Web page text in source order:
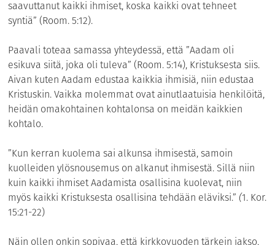
saavuttanut kaikki ihmiset, koska kaikki ovat tehneet
syntiä” (Room. 5:12).
Paavali toteaa samassa yhteydessä, että ”Aadam oli
esikuva siitä, joka oli tuleva” (Room. 5:14), Kristuksesta siis.
Aivan kuten Aadam edustaa kaikkia ihmisiä, niin edustaa
Kristuskin. Vaikka molemmat ovat ainutlaatuisia henkilöitä,
heidän omakohtainen kohtalonsa on meidän kaikkien
kohtalo.
”Kun kerran kuolema sai alkunsa ihmisestä, samoin
kuolleiden ylösnousemus on alkanut ihmisestä. Sillä niin
kuin kaikki ihmiset Aadamista osallisina kuolevat, niin
myös kaikki Kristuksesta osallisina tehdään eläviksi.” (1. Kor.
15:21-22)
Näin ollen onkin sopivaa, että kirkkovuoden tärkein jakso,